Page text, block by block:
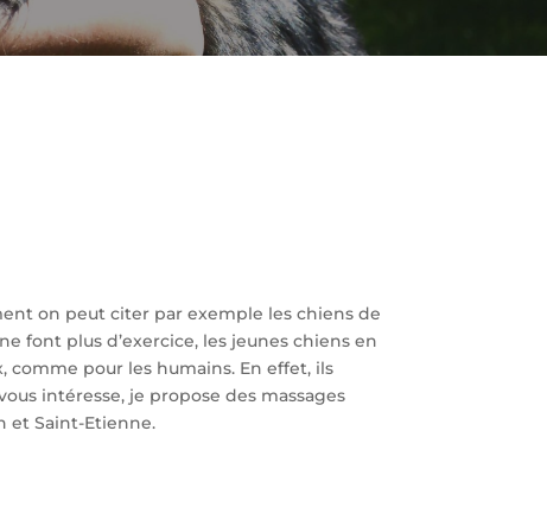
on peut citer par exemple les chiens de
font plus d’exercice, les jeunes chiens en
comme pour les humains. En effet, ils
intéresse, je propose des massages
et Saint-Etienne.